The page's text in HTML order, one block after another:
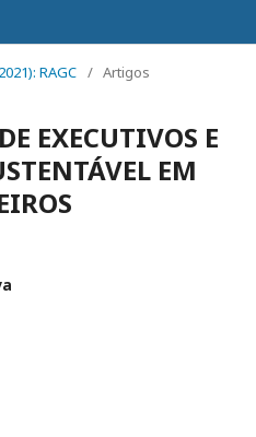
RAGC / Artigos
EXECUTIVOS E
EM